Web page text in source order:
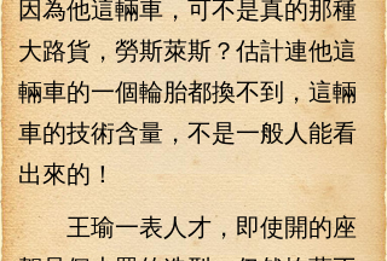
因為他這輛車，可不是真的那種
大路貨，勞斯萊斯？估計連他這
輛車的一個輪胎都換不到，這輛
車的技術含量，不是一般人能看
出來的！
王瑜一表人才，即使開的座